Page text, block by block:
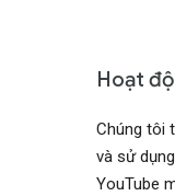
Hoạt
Chúng tôi
và sử
YouTube